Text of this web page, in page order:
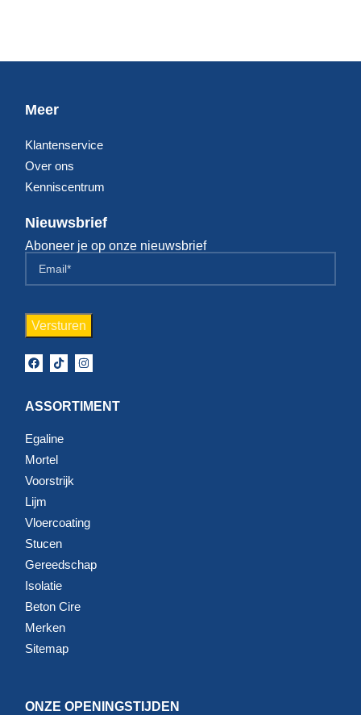
Meer
Klantenservice
Over ons
Kenniscentrum
Nieuwsbrief
Aboneer je op onze nieuwsbrief
ASSORTIMENT
Egaline
Mortel
Voorstrijk
Lijm
Vloercoating
Stucen
Gereedschap
Isolatie
Beton Cire
Merken
Sitemap
ONZE OPENINGSTIJDEN